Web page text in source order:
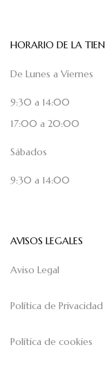
HORARIO DE LA
De Lunes a Viernes
9:30 a 14:00
17:00 a 20:00
Sábados
9:30 a 14:00
AVISOS LEGALES
Aviso Legal
Política de Privacidad
Política de cookies